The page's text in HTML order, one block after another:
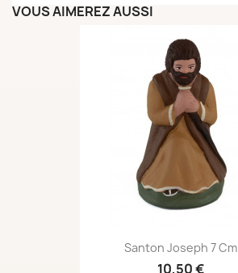
VOUS AIMEREZ AUSSI
Santon Joseph 7 Cm
10,50 €